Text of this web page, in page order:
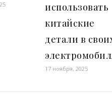
использовать
китайские
детали в
17 ноября, 2025